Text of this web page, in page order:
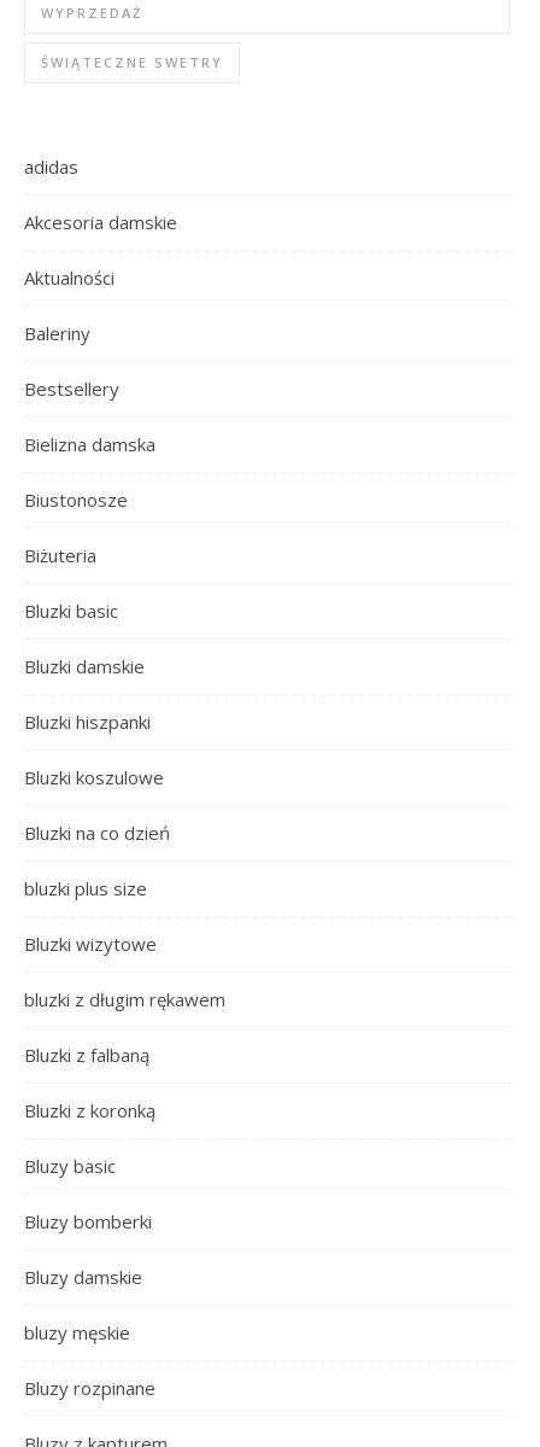
WYPRZEDAŻ
ŚWIĄTECZNE SWETRY
adidas
Akcesoria damskie
Aktualności
Baleriny
Bestsellery
Bielizna damska
Biustonosze
Biżuteria
Bluzki basic
Bluzki damskie
Bluzki hiszpanki
Bluzki koszulowe
Bluzki na co dzień
bluzki plus size
Bluzki wizytowe
bluzki z długim rękawem
Bluzki z falbaną
Bluzki z koronką
Bluzy basic
Bluzy bomberki
Bluzy damskie
bluzy męskie
Bluzy rozpinane